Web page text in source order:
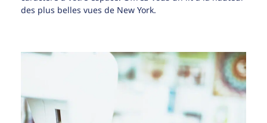
des plus belles vues de New York.